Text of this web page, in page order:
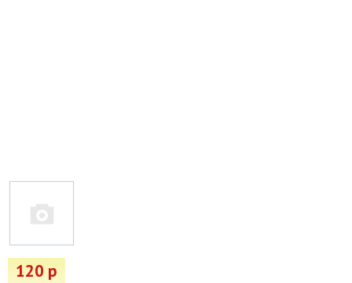
Подарочные сертификаты
120 р